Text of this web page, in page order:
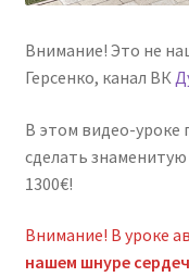
Внимание! Это не
Герсенко, канал ВК
В этом видео-уроке
сделать знаменитую
1300€!
Внимание! В уроке
нашем шнуре